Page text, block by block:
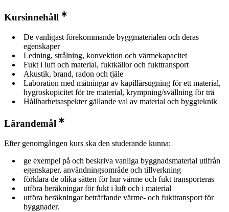
Kursinnehåll
De vanligast förekommande byggmaterialen och deras
egenskaper
Ledning, strålning, konvektion och värmekapacitet
Fukt i luft och material, fuktkällor och fukttransport
Akustik, brand, radon och tjäle
Laboration med mätningar av kapillärsugning för ett material,
hygroskopicitet för tre material, krympning/svällning för trä
Hållbarhetsaspekter gällande val av material och byggteknik
Lärandemål
Efter genomgången kurs ska den studerande kunna:
ge exempel på och beskriva vanliga byggnadsmaterial utifrån
egenskaper, användningsområde och tillverkning
förklara de olika sätten för hur värme och fukt transporteras
utföra beräkningar för fukt i luft och i material
utföra beräkningar beträffande värme- och fukttransport för
byggnader.